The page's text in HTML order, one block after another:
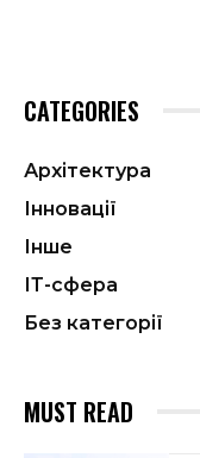
CATEGORIES
Архітектура
Інновації
Інше
ІТ-сфера
Без категорії
MUST READ